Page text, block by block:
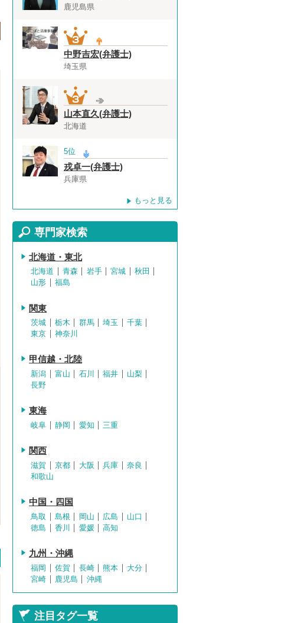
鹿児島県
中野吉宏(弁護士)
埼玉県
山本直久(弁護士)
北海道
5位
戎卓一(弁護士)
兵庫県
もっと見る
専門家検索
北海道・東北
北海道 青森 岩手 宮城
秋田
山形
福島
関東
茨城 栃木 群馬 埼玉
千葉
東京
神奈川
甲信越・北陸
新潟 富山 石川 福井
山梨
長野
東海
岐阜 静岡 愛知 三重
関西
滋賀 京都 大阪 兵庫
奈良
和歌山
中国・四国
鳥取 島根 岡山 広島
山口
徳島
香川 愛媛 高知
九州・沖縄
福岡 佐賀 長崎 熊本
大分
宮崎
鹿児島 沖縄
注目タグ一覧